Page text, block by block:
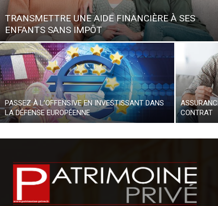
TRANSMETTRE UNE AIDE FINANCIÈRE À SES
ENFANTS SANS IMPÔT
PASSEZ À L’OFFENSIVE EN INVESTISSANT DANS
LA DÉFENSE EUROPÉENNE
CONTRAT